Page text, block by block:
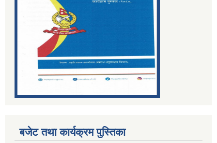
बजेट तथा कार्यक्रम पुस्तिका